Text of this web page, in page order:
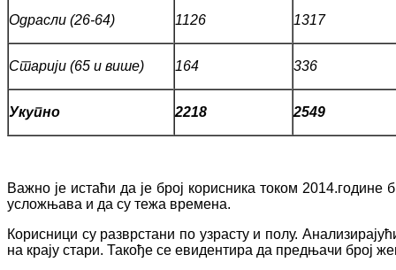
Одрасли (26-64) 1126 1317
Старији (65 и више) 164 336
Укупно 2218 2549
Важно је истаћи да је број корисника током
усложњава и да су тежа времена.
Корисници су разврстани по узрасту и полу.
на крају стари. Такође се евидентира да предњачи број